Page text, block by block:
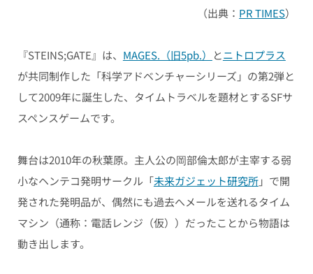
（出典： PR TIMES）
『STEINS;GATE』は、 MAGES.（旧5pb.） とニトロプラス
が共同制作した「科学アドベンチャーシリーズ」の第2弾と
して2009年に誕生した、タイムトラベルを題材とするSFサ
スペンスゲームです。
舞台は2010年の秋葉原。主人公の岡部倫太郎が主宰する弱
小なヘンテコ発明サークル「未来ガジェット研究所」で開
発された発明品が、偶然にも過去へメールを送れるタイム
マシン（通称：電話レンジ（仮））だったことから物語は
動き出します。